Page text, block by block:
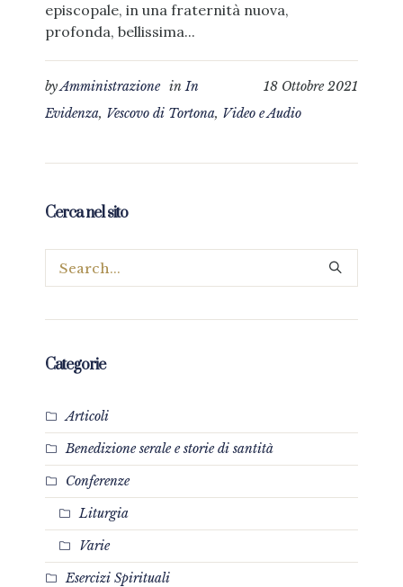
episcopale, in una fraternità nuova,
profonda, bellissima...
18 Ottobre 2021
byAmministrazione inIn
Evidenza, Vescovo di Tortona, Video e Audio
Cerca nel sito
Categorie
Articoli
Benedizione serale e storie di santità
Conferenze
Liturgia
Varie
Esercizi Spirituali